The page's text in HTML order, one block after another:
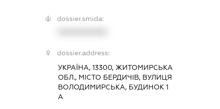
dossier.smida:
dossier.address:
УКРАЇНА, 13300, ЖИТОМИРСЬКА
ОБЛ., МІСТО БЕРДИЧІВ, ВУЛИЦЯ
ВОЛОДИМИРСЬКА, БУДИНОК 1
А